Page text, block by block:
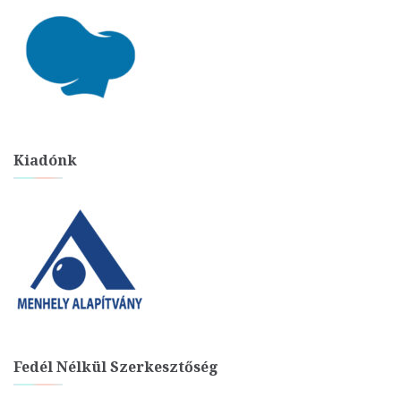
Kiadónk
Fedél Nélkül Szerkesztőség